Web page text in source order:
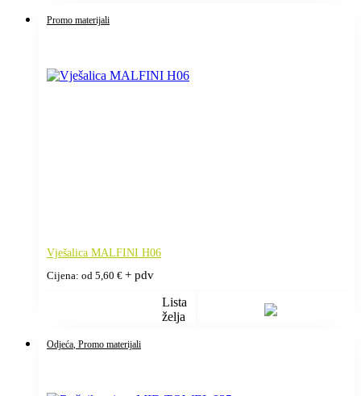
Promo materijali
Vješalica MALFINI H06
Cijena: od 5,60 € + pdv
Lista
želja
Odjeća, Promo materijali